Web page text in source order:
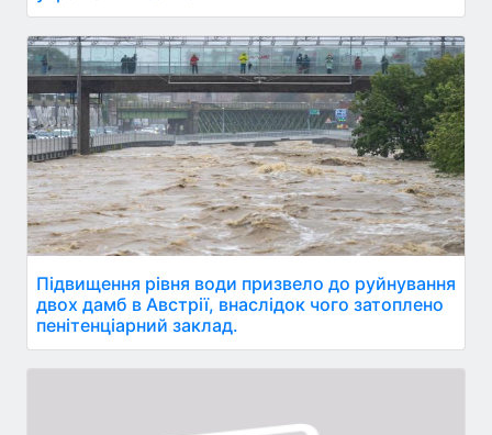
Підвищення рівня води призвело до руйнування
двох дамб в Австрії, внаслідок чого затоплено
пенітенціарний заклад.